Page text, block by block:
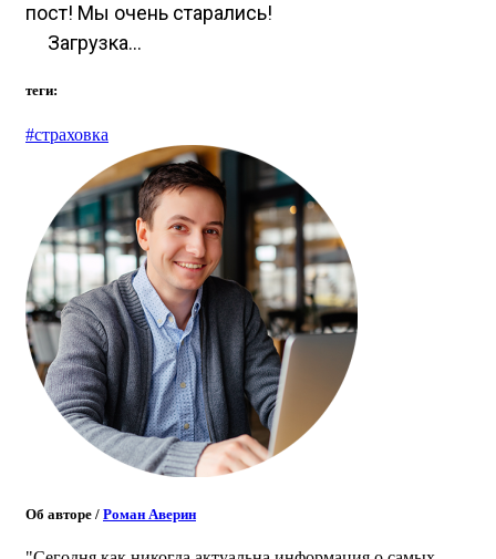
пост! Мы очень старались!
Загрузка...
теги:
#страховка
Об авторе / Роман Аверин